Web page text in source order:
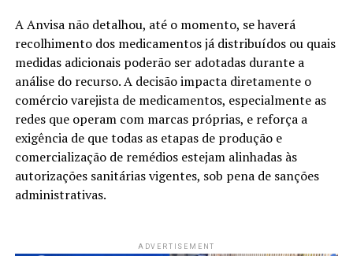
A Anvisa não detalhou, até o momento, se haverá
recolhimento dos medicamentos já distribuídos ou quais
medidas adicionais poderão ser adotadas durante a
análise do recurso. A decisão impacta diretamente o
comércio varejista de medicamentos, especialmente as
redes que operam com marcas próprias, e reforça a
exigência de que todas as etapas de produção e
comercialização de remédios estejam alinhadas às
autorizações sanitárias vigentes, sob pena de sanções
administrativas.
ADVERTISEMENT